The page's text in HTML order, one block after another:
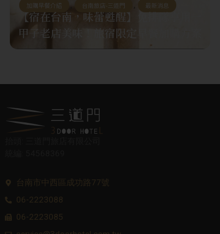
加購早餐介紹 台南旅店-三道門 最新消息
【宿在台南，味蕾甦醒】免排隊享用一
甲子老店美味！旅宿限定早餐加購方案
台南市中西區成功路77號
06-2223088
06-2223085